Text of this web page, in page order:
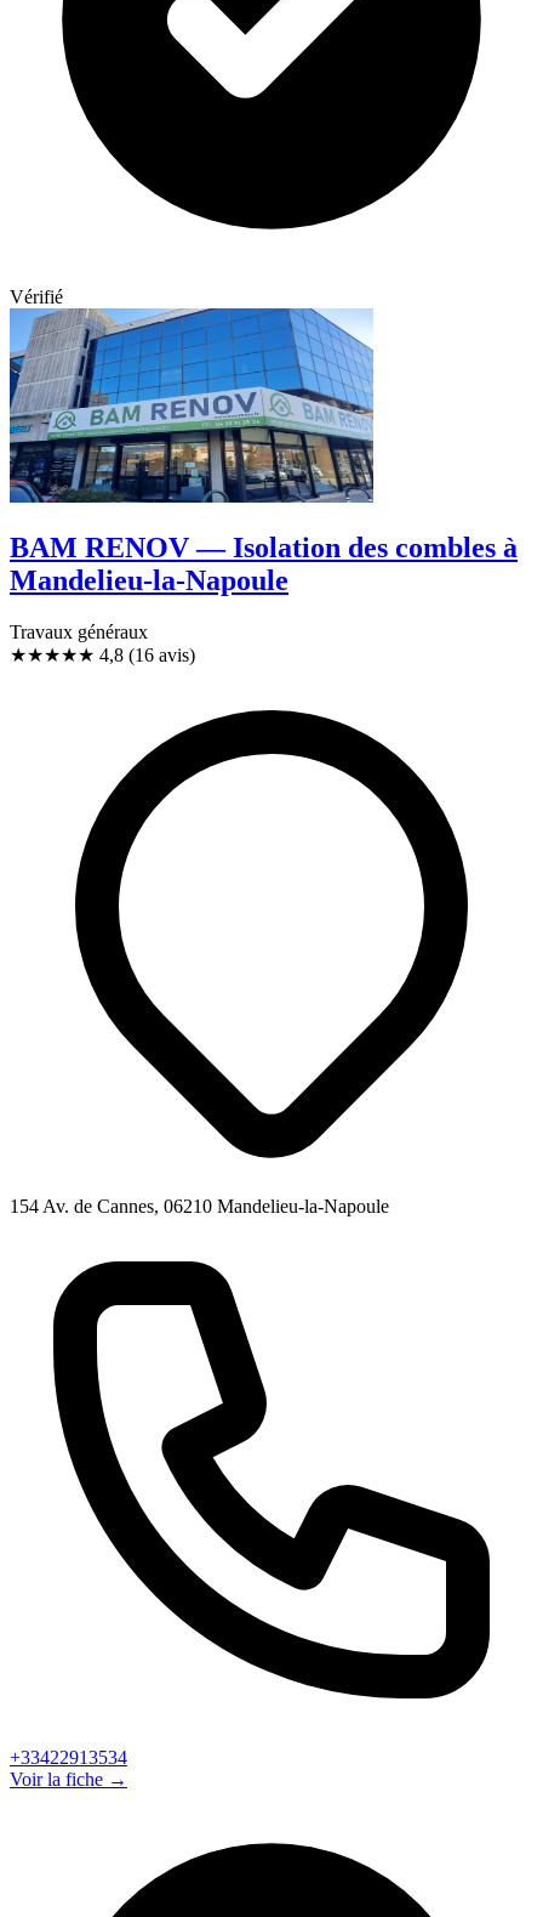
Vérifié
BAM RENOV — Isolation des combles à
Mandelieu-la-Napoule
Travaux généraux
★★★★★ 4,8 (16 avis)
154 Av. de Cannes, 06210 Mandelieu-la-Napoule
+33422913534
Voir la fiche →